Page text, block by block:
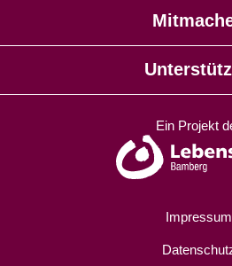
Ein Projekt
Impressum